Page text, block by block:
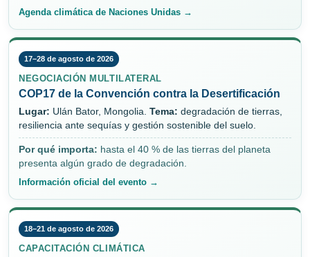
Agenda climática de Naciones Unidas →
17–28 de agosto de 2026
NEGOCIACIÓN MULTILATERAL
COP17 de la Convención contra la Desertificación
Lugar: Ulán Bator, Mongolia. Tema: degradación de tierras,
resiliencia ante sequías y gestión sostenible del suelo.
Por qué importa: hasta el 40 % de las tierras del planeta
presenta algún grado de degradación.
Información oficial del evento →
18–21 de agosto de 2026
CAPACITACIÓN CLIMÁTICA